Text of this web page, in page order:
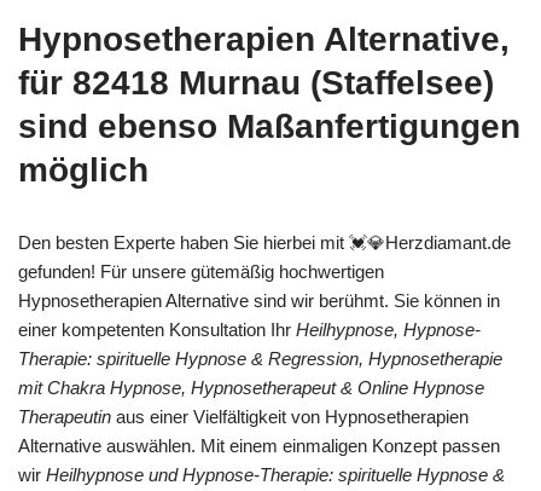
Hypnosetherapien Alternative,
für 82418 Murnau (Staffelsee)
sind ebenso Maßanfertigungen
möglich
Den besten Experte haben Sie hierbei mit 💓️💎Herzdiamant.de
gefunden! Für unsere gütemäßig hochwertigen
Hypnosetherapien Alternative sind wir berühmt. Sie können in
einer kompetenten Konsultation Ihr Heilhypnose, Hypnose-
Therapie: spirituelle Hypnose & Regression, Hypnosetherapie
mit Chakra Hypnose, Hypnosetherapeut & Online Hypnose
Therapeutin aus einer Vielfältigkeit von Hypnosetherapien
Alternative auswählen. Mit einem einmaligen Konzept passen
wir Heilhypnose und Hypnose-Therapie: spirituelle Hypnose &